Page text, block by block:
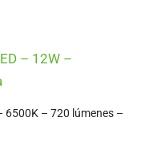
– 12W –
6500K – 720 lúmenes –